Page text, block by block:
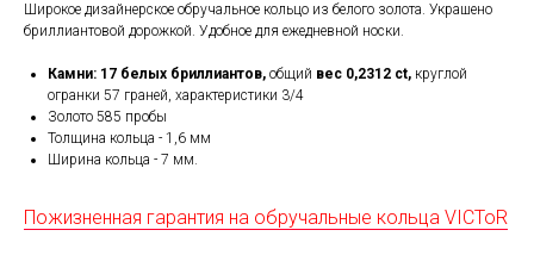
Широкое дизайнерское обручальное кольцо из белого золота. Украшено
бриллиантовой дорожкой. Удобное для ежедневной носки.
Камни: 17 белых бриллиантов, общий вес 0,2312 ct, круглой
огранки 57 граней, характеристики 3/4
Золото 585 пробы
Толщина кольца - 1,6 мм
Ширина кольца - 7 мм.
Пожизненная гарантия на обручальные кольца VICToR